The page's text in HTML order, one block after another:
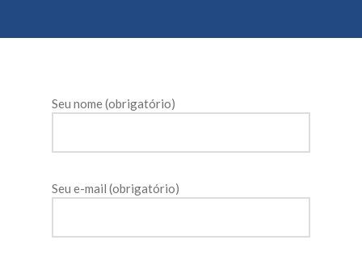
Seu nome (obrigatório)
Seu e-mail (obrigatório)